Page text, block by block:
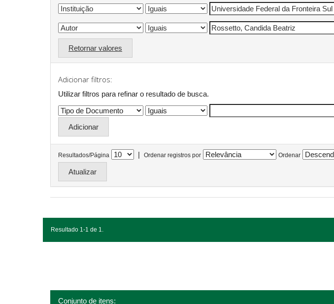
Retornar valores
Adicionar filtros:
Utilizar filtros para refinar o resultado de busca.
Resultados/Página | Ordenar registros por Ordenar
Resultado 1-1 de 1.
Conjunto de itens: